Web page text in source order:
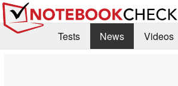
Tests News
Videos